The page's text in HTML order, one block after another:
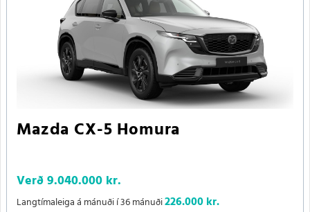
Mazda CX-5 Homura
Verð9.040.000 kr.
Langtímaleiga á mánuði í 36 mánuði226.000 kr.